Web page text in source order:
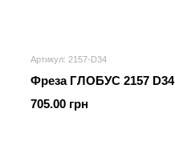
Артикул: 2157-D34
Фреза ГЛОБУС 2157 D34
705.00 грн